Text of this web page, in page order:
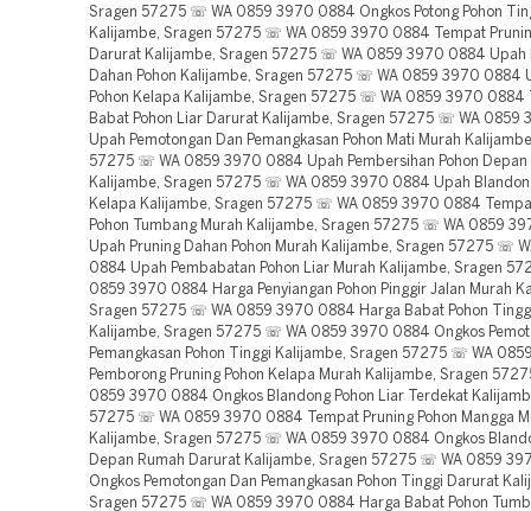
Sragen 57275 ☏ WA 0859 3970 0884 Ongkos Potong Pohon
Kalijambe, Sragen 57275 ☏ WA 0859 3970 0884 Tempat
Darurat Kalijambe, Sragen 57275 ☏ WA 0859 3970 0884 Upah
Dahan Pohon Kalijambe, Sragen 57275 ☏ WA 0859 3970 0884
Pohon Kelapa Kalijambe, Sragen 57275 ☏ WA 0859 3970 0884
Babat Pohon Liar Darurat Kalijambe, Sragen 57275 ☏ WA 0859
Upah Pemotongan Dan Pemangkasan Pohon Mati Murah
57275 ☏ WA 0859 3970 0884 Upah Pembersihan Pohon Depan
Kalijambe, Sragen 57275 ☏ WA 0859 3970 0884 Upah
Kelapa Kalijambe, Sragen 57275 ☏ WA 0859 3970 0884
Pohon Tumbang Murah Kalijambe, Sragen 57275 ☏ WA 0859
Upah Pruning Dahan Pohon Murah Kalijambe, Sragen 57275 ☏
0884 Upah Pembabatan Pohon Liar Murah Kalijambe, Sragen
0859 3970 0884 Harga Penyiangan Pohon Pinggir Jalan Murah
Sragen 57275 ☏ WA 0859 3970 0884 Harga Babat Pohon
Kalijambe, Sragen 57275 ☏ WA 0859 3970 0884 Ongkos
Pemangkasan Pohon Tinggi Kalijambe, Sragen 57275 ☏ WA
Pemborong Pruning Pohon Kelapa Murah Kalijambe, Sragen
0859 3970 0884 Ongkos Blandong Pohon Liar Terdekat
57275 ☏ WA 0859 3970 0884 Tempat Pruning Pohon Mangga
Kalijambe, Sragen 57275 ☏ WA 0859 3970 0884 Ongkos
Depan Rumah Darurat Kalijambe, Sragen 57275 ☏ WA 0859
Ongkos Pemotongan Dan Pemangkasan Pohon Tinggi Darurat
Sragen 57275 ☏ WA 0859 3970 0884 Harga Babat Pohon